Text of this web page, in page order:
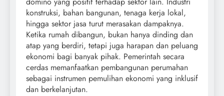
konstruksi, bahan bangunan, tenaga kerja lokal,
hingga sektor jasa turut merasakan dampaknya.
Ketika rumah dibangun, bukan hanya dinding dan
atap yang berdiri, tetapi juga harapan dan peluang
ekonomi bagi banyak pihak. Pemerintah secara
cerdas memanfaatkan pembangunan perumahan
sebagai instrumen pemulihan ekonomi yang inklusif
dan berkelanjutan.